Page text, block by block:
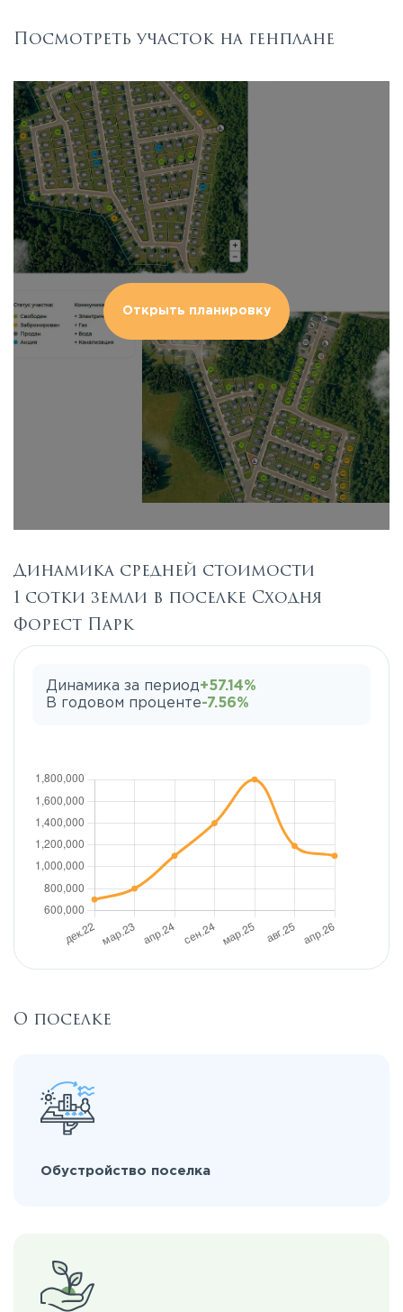
Посмотреть участок на генплане
Открыть планировку
Динамика средней стоимости
1 сотки земли в поселке Сходня
Форест Парк
Динамика за период+57.14%
В годовом проценте-7.56%
О поселке
Обустройство поселка